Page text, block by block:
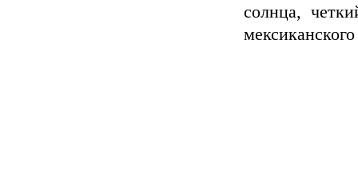
солнца,